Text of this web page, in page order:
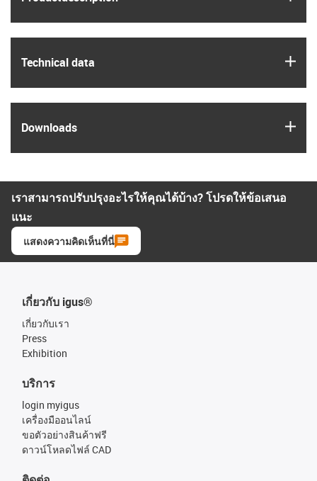
Technical data
Downloads
เราสามารถปรับปรุงอะไรให้คุณได้บ้าง? โปรดให้ข้อเสนอ
แนะ
แสดงความคิดเห็นที่นี่
เกี่ยวกับ igus®
เกี่ยวกับเรา
Press
Exhibition
บริการ
login myigus
เครื่องมืออนไลน์
ขอตัวอย่างสินค้าฟรี
ดาวน์โหลดไฟล์ CAD